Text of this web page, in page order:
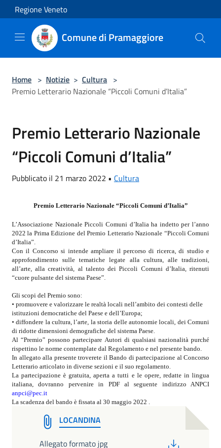
Salta al contenuto principale
Regione Veneto
Comune di Pramaggiore
Home > Notizie > Cultura >
Premio Letterario Nazionale “Piccoli Comuni d’Italia”
Premio Letterario Nazionale
“Piccoli Comuni d’Italia”
Pubblicato il 21 marzo 2022 • Cultura
Premio Letterario Nazionale “Piccoli Comuni d’Italia”
L’Associazione Nazionale Piccoli Comuni d’Italiaha indetto per l’anno
2022 la Prima Edizione del Premio Letterario Nazionale “Piccoli Comuni
d’Italia”.
Con il Concorso si intende ampliare il percorso di ricerca, di studio e
approfondimento sulle tematiche legate alla cultura, alle tradizioni,
all’arte, alla creatività, al talento dei Piccoli Comuni d’Italia, ritenuti
“cuore pulsante del sistema Paese”.
Gli scopi del Premio sono:
• promuovere e valorizzare le realtà locali nell’ambito dei contesti delle
istituzioni democratiche del Paese e dell’Europa;
• diffondere la cultura, l’arte, la storia delle autonomie locali, dei Comuni
di ridotte dimensioni demografiche del sistema Paese.
Al “Premio” possono partecipare Autori di qualsiasi nazionalità purché
rispettino le norme contemplate dal Regolamento e nel presente bando.
In allegato alla presente troverete il Bando di partecipazione al Concorso
Letterario articolato in diverse sezioni e il suo regolamento.
La partecipazione è gratuita, aperta a tutti e le opere, redatte in lingua
italiana, dovranno pervenire in PDF al seguente indirizzo ANPCI
anpci@pec.it
La scadenza del bando è fissata al 30 maggio 2022 .
LOCANDINA
Allegato formato jpg